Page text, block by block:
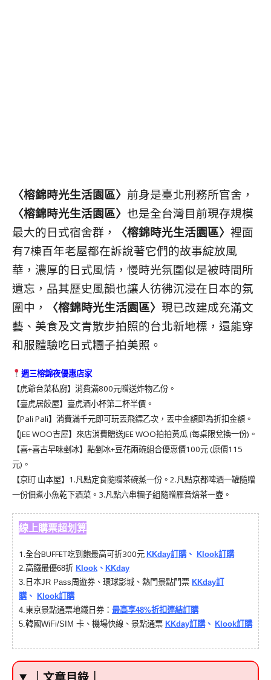
〈榕錦時光生活園區〉 前身是臺北刑務所官舍，
〈榕錦時光生活園區〉 也是全台灣目前現存規模
最大的日式宿舍群，
〈榕錦時光生活園區〉 裡面
有7棟百年老屋都在訴說著它們的故事綻放風
華， 濃厚的日式風情，慢時光氛圍似是被時間所
遺忘，品其歷史風韻也讓人彷彿沉浸在日本的氛
圍中，
〈榕錦時光生活園區〉 現已改建成充滿文
藝、美食及文青散步拍照的台北新地標，還能穿
和服體驗吃日式糰子拍美照。
週三榕錦夜優惠店家
【虎爺台菜私廚】消費滿800元贈送炸物乙份。
【臺虎居餃屋】臺虎酒小杯第二杯半價。
【Pali Pali】消費滿千元即可玩丟飛鏢乙次，丟中金額即為折扣金額。​
【JEE WOO吉屋】來店消費贈送JEE WOO拍拍黃瓜 (每桌限兌換一份)。​
【喜+喜古早味剉冰】點剉冰+豆花兩碗組合優惠價100元 (原價115
元)。
【京町 山本屋】1.凡點定食隨贈茶碗蒸一份。2.凡點京都啤酒一罐隨贈
一份佃煮小魚乾下酒菜。3.凡點六串糰子組隨贈雁音焙茶一壺。
線上購票超划算
1.全台BUFFET吃到飽最高可折300元 KKday訂購、
Klook訂購
2.高鐵最優68折 Klook 、 KKday
3. 日本JR Pass周遊券、環球影城、熱門景點門票 KKday訂
購、
Klook訂購
4.東京景點通票地鐵日券： 最高享48%折扣連結訂購
5.韓國WiFi/SIM 卡、機場快線、景點通票 KKday訂購、 Klook訂購
｜文章目錄｜